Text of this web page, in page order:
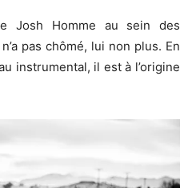
Josh Homme au sein des
pas chômé, lui non plus. En
instrumental, il est à l’origine